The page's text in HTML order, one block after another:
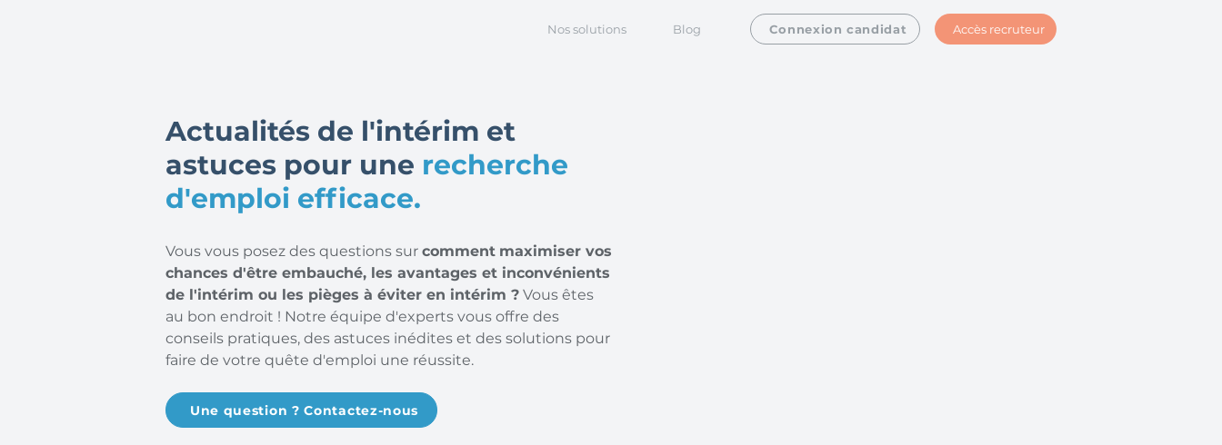
Nos solutions Blog Connexion candidat Accès recruteur
Actualités de l'intérim et
astuces pour une recherche
d'emploi efficace.
Vous vous posez des questions sur comment maximiser vos
chances d'être embauché, les avantages et inconvénients
de l'intérim ou les pièges à éviter en intérim ? Vous êtes
au bon endroit ! Notre équipe d'experts vous offre des
conseils pratiques, des astuces inédites et des solutions pour
faire de votre quête d'emploi une réussite.
Une question ? Contactez-nous